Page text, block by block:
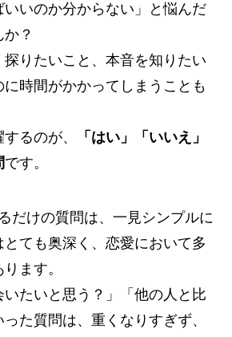
いいのか分からない」と悩んだ
？
りたいこと、本音を知りたい
時間がかかってしまうことも
るのが、
「はい」「いいえ」
です。
だけの質問は、一見シンプルに
ても奥深く、恋愛において多
ます。
たいと思う？」「他の人と比
た質問は、重くなりすぎず、